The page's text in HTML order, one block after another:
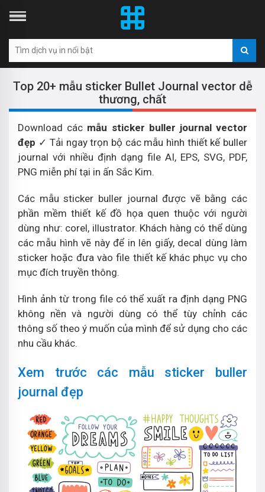
Top 20+ mẫu sticker Bullet Journal vector dễ
thương, chất
Download các mẫu sticker buller journal vector
đẹp ✓ Tải ngay trọn bộ các mẫu hình thiết kế buller
journal với nhiều định dạng file AI, EPS, SVG, PDF,
PNG miễn phí tại in ấn Sắc Kim.
Các mẫu sticker buller journal được vẽ bằng các
phần mềm thiết kế đồ họa quen thuộc với người
dùng như: corel, illustrator. Khách hàng có thể dùng
các mẫu hình vẽ này để in lên giấy, decal dùng làm
sticker hoặc đưa vào file thiết kế khác phục vụ cho
mục đích truyền thông.
Hình ảnh từ trong file có thể xuất ra định dạng PNG
không nền và người dùng có thể tùy chỉnh các
thông số theo ý muốn của mình để sử dụng cho các
nhu cầu khác.
Xem trước các mẫu sticker buller
journal đẹp